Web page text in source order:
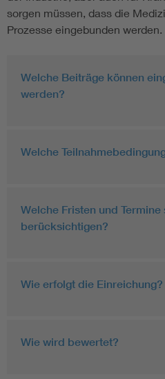
sorgen müssen, dass die
Prozesse eingebunden werden.
Welche Beiträge können
werden?
Welche
Welche Fristen und Termine
berücksichtigen?
Wie erfolgt die Einreichung?
Wie wird bewertet?